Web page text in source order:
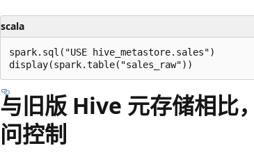
scala
spark.sql("USE hive_metastore.sales")
与旧版 Hive 元存储相
问控制